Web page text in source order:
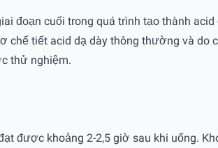
đoạn cuối trong quá trình tạo thành
chế tiết acid dạ dày thông thường và
thử nghiệm.
được khoảng 2-2,5 giờ sau khi uống.